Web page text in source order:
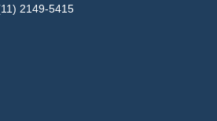
2149-5415